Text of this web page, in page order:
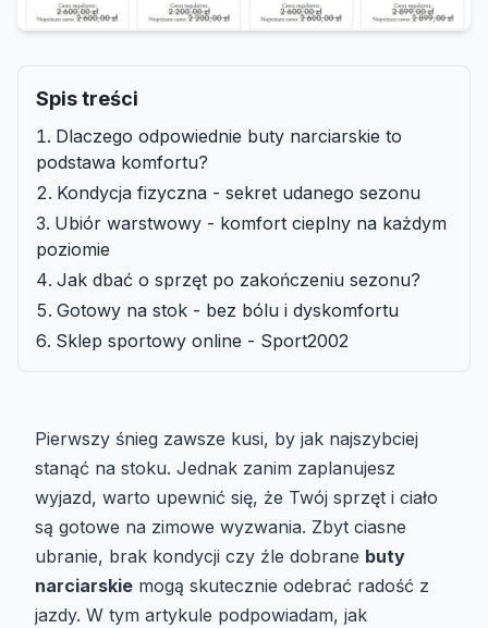
Spis treści
Dlaczego odpowiednie buty narciarskie to
podstawa komfortu?
Kondycja fizyczna - sekret udanego sezonu
Ubiór warstwowy - komfort cieplny na każdym
poziomie
Jak dbać o sprzęt po zakończeniu sezonu?
Gotowy na stok - bez bólu i dyskomfortu
Sklep sportowy online - Sport2002
Pierwszy śnieg zawsze kusi, by jak najszybciej
stanąć na stoku. Jednak zanim zaplanujesz
wyjazd, warto upewnić się, że Twój sprzęt i ciało
są gotowe na zimowe wyzwania. Zbyt ciasne
ubranie, brak kondycji czy źle dobrane buty
narciarskie mogą skutecznie odebrać radość z
jazdy. W tym artykule podpowiadam, jak